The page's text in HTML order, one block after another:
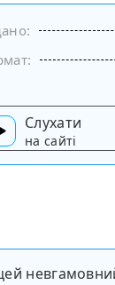
Слухати
на сайті